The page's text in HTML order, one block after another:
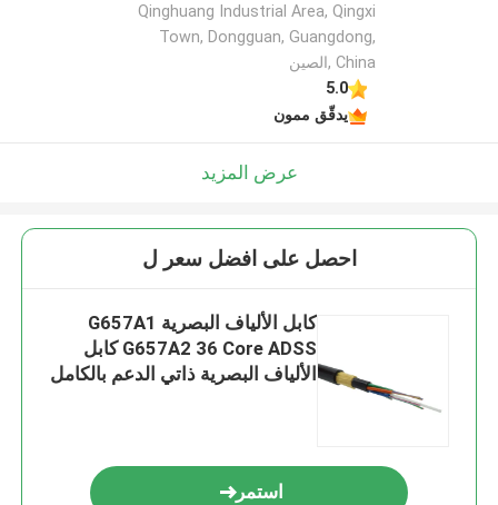
Qinghuang Industrial Area, Qingxi
Town, Dongguan, Guangdong,
China ,الصين
5.0
يدقّق ممون
عرض المزيد
احصل على افضل سعر ل
كابل الألياف البصرية G657A1
G657A2 36 Core ADSS كابل
الألياف البصرية ذاتي الدعم بالكامل
استمر